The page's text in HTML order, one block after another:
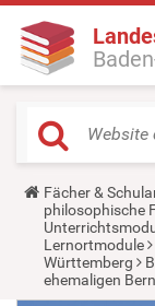
Y
o
u
a
r
e
h
Fächer &
philosophische
Lernortmodule
Württemberg
ehemaligen